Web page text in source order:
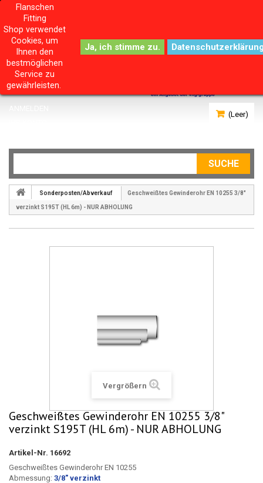
(Leer)
SUCHE
Flanschen
Fitting
Shop verwendet
Cookies, um
Ihnen den
bestmöglichen
Service zu
gewährleisten.
Sonderposten/Abverkauf Geschweißtes Gewinderohr EN 10255 3/8"
verzinkt S195T (HL 6m) - NUR ABHOLUNG
Vergrößern
Geschweißtes Gewinderohr EN 10255 3/8"
verzinkt S195T (HL 6m) - NUR ABHOLUNG
Artikel-Nr. 16692
Geschweißtes Gewinderohr EN 10255
Abmessung: 3/8" verzinkt